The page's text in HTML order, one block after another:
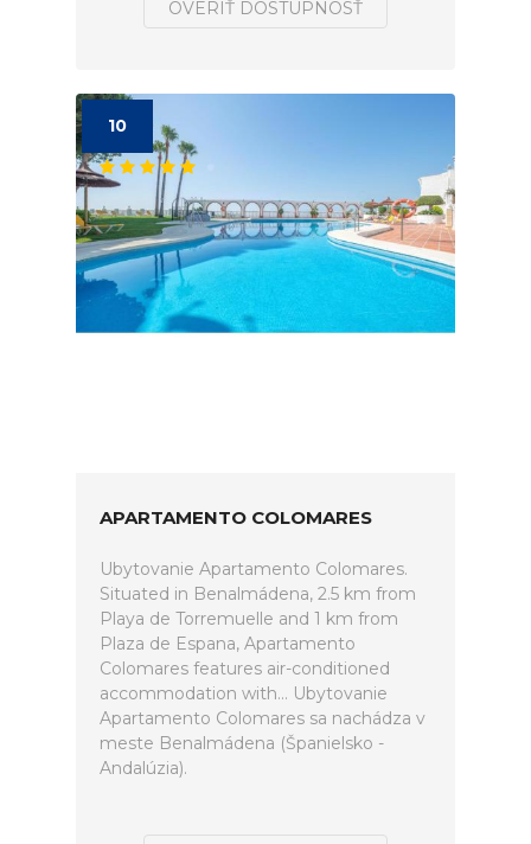
OVERIŤ DOSTUPNOSŤ
10
APARTAMENTO COLOMARES
Ubytovanie Apartamento Colomares.
Situated in Benalmádena, 2.5 km from
Playa de Torremuelle and 1 km from
Plaza de Espana, Apartamento
Colomares features air-conditioned
accommodation with... Ubytovanie
Apartamento Colomares sa nachádza v
meste Benalmádena (Španielsko -
Andalúzia).